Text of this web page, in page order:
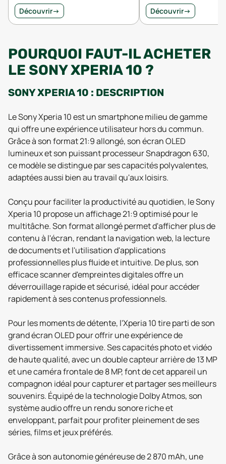
Découvrir→
Découvrir→
POURQUOI FAUT-IL ACHETER
LE SONY XPERIA 10 ?
SONY XPERIA 10 : DESCRIPTION
Le Sony Xperia 10 est un smartphone milieu de gamme
qui offre une expérience utilisateur hors du commun.
Grâce à son format 21:9 allongé, son écran OLED
lumineux et son puissant processeur Snapdragon 630,
ce modèle se distingue par ses capacités polyvalentes,
adaptées aussi bien au travail qu'aux loisirs.
Conçu pour faciliter la productivité au quotidien, le Sony
Xperia 10 propose un affichage 21:9 optimisé pour le
multitâche. Son format allongé permet d'afficher plus de
contenu à l'écran, rendant la navigation web, la lecture
de documents et l'utilisation d'applications
professionnelles plus fluide et intuitive. De plus, son
efficace scanner d'empreintes digitales offre un
déverrouillage rapide et sécurisé, idéal pour accéder
rapidement à ses contenus professionnels.
Pour les moments de détente, l'Xperia 10 tire parti de son
grand écran OLED pour offrir une expérience de
divertissement immersive. Ses capacités photo et vidéo
de haute qualité, avec un double capteur arrière de 13 MP
et une caméra frontale de 8 MP, font de cet appareil un
compagnon idéal pour capturer et partager ses meilleurs
souvenirs. Équipé de la technologie Dolby Atmos, son
système audio offre un rendu sonore riche et
enveloppant, parfait pour profiter pleinement de ses
séries, films et jeux préférés.
Grâce à son autonomie généreuse de 2 870 mAh, une